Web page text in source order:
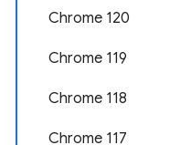
Chrome 120
Chrome 119
Chrome 118
Chrome 117